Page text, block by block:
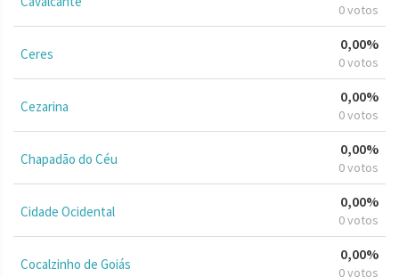
0 votos
Ceres
0,00%
0 votos
Cezarina
0,00%
0 votos
Chapadão do Céu
0,00%
0 votos
Cidade Ocidental
0,00%
0 votos
Cocalzinho de Goiás
0,00%
0 votos